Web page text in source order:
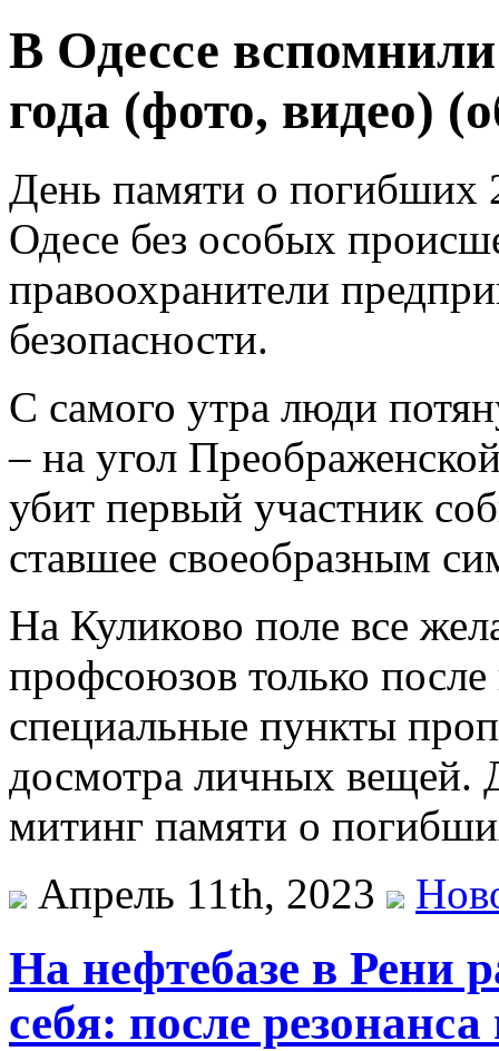
В Одессе
года (фото, видео)
День памяти о погибших
Одесе без особых
правоохранители
безопасности.
С самого утра люди
– на угол
убит первый участник
ставшее своеобразным
На Куликово поле все
профсоюзов только
специальные пункты
досмотра личных вещей.
митинг памяти о
Апрель 11th, 2023
На нефтебазе в Рени
себя: после